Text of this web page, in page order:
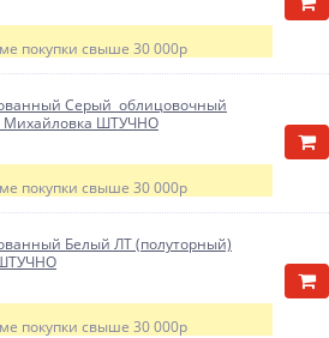
покупки свыше 30 000р
Серый облицовочный
Михайловка ШТУЧНО
покупки свыше 30 000р
Белый ЛТ (полуторный)
покупки свыше 30 000р